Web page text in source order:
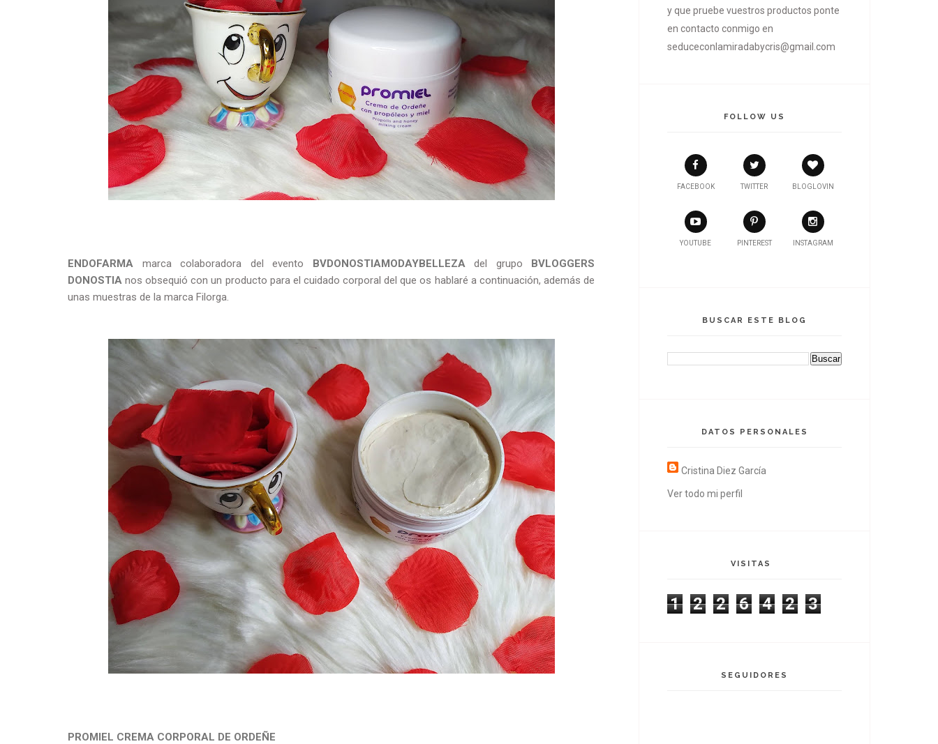
ENDOFARMA marca colaboradora del evento BVDONOSTIAMODAYBELLEZAdel grupo BVLOGGERS
DONOSTIA nos obsequió con un producto para el cuidado corporal del que os hablaré a continuación, además de
unas muestras de la marca Filorga.
PROMIEL CREMA CORPORAL DE ORDEÑE
y que pruebe vuestros productos ponte
en contacto conmigo en
seduceconlamiradabycris@gmail.com
FOLLOW US
FACEBOOK TWITTER BLOGLOVIN
YOUTUBE PINTEREST INSTAGRAM
BUSCAR ESTE BLOG
DATOS PERSONALES
Cristina Diez García
Ver todo mi perfil
VISITAS
1 2 2 6 4 2 3
SEGUIDORES